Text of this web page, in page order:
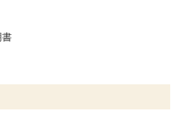
書